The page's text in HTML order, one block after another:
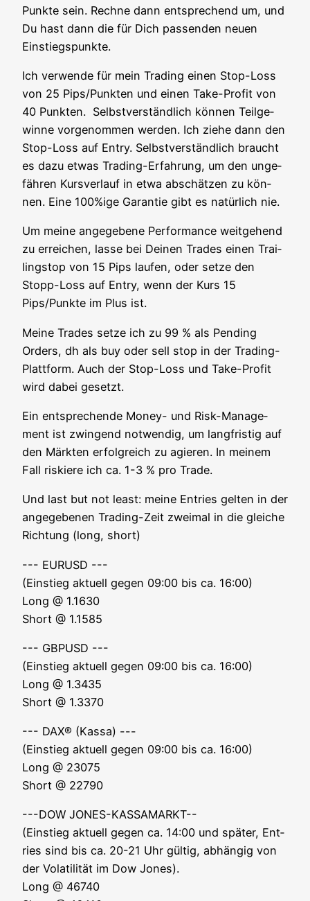
Punk­te sein. Rech­ne dann ent­spre­chend um, und
Du hast dann die für Dich pas­sen­den neu­en
Einstiegspunkte.
Ich ver­wen­de für mein Tra­ding einen Stop-Loss
von 25 Pips/Punkten und einen Take-Pro­fit von
40 Punk­ten. Selbst­ver­ständ­lich kön­nen Teil­ge­
win­ne vor­ge­nom­men wer­den. Ich zie­he dann den
Stop-Loss auf Ent­ry. Selbst­ver­ständ­lich braucht
es dazu etwas Tra­ding-Erfah­rung, um den unge­
fäh­ren Kurs­ver­lauf in etwa abschät­zen zu kön­
nen. Eine 100%ige Garan­tie gibt es natür­lich nie.
Um mei­ne ange­ge­be­ne Per­for­mance weit­ge­hend
zu errei­chen, las­se bei Dei­nen Trades einen Trai­
lings­top von 15 Pips lau­fen, oder set­ze den
Stopp-Loss auf Ent­ry, wenn der Kurs 15
Pips/Punkte im Plus ist.
Mei­ne Trades set­ze ich zu 99 % als Pen­ding
Orders, dh als buy oder sell stop in der Tra­ding-
Platt­form. Auch der Stop-Loss und Take-Pro­fit
wird dabei gesetzt.
Ein ent­spre­chen­de Money- und Risk-Manage­
ment ist zwin­gend not­wen­dig, um lang­fris­tig auf
den Märk­ten erfolg­reich zu agie­ren. In mei­nem
Fall ris­kie­re ich ca. 1-3 % pro Trade.
Und last but not least: mei­ne Ent­ries gel­ten in der
ange­ge­be­nen Tra­ding-Zeit zwei­mal in die glei­che
Rich­tung (long, short)
--- EURUSD ---
(Ein­stieg aktu­ell gegen 09:00 bis ca. 16:00)
Long @ 1.1630
Short @ 1.1585
--- GBPUSD ---
(Ein­stieg aktu­ell gegen 09:00 bis ca. 16:00)
Long @ 1.3435
Short @ 1.3370
--- DAX® (Kas­sa) ---
(Ein­stieg aktu­ell gegen 09:00 bis ca. 16:00)
Long @ 23075
Short @ 22790
---DOW JONES-KASSAMARKT--
(Ein­stieg aktu­ell gegen ca. 14:00 und spä­ter, Ent­
ries sind bis ca. 20-21 Uhr gül­tig, abhän­gig von
der Vola­ti­li­tät im Dow Jones).
Long @ 46740